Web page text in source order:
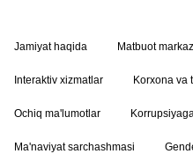
Jamiyat haqida Matbuot
Interaktiv xizmatlar Korxona va
Ochiq ma'lumotlar
Ma'naviyat sarchashmasi